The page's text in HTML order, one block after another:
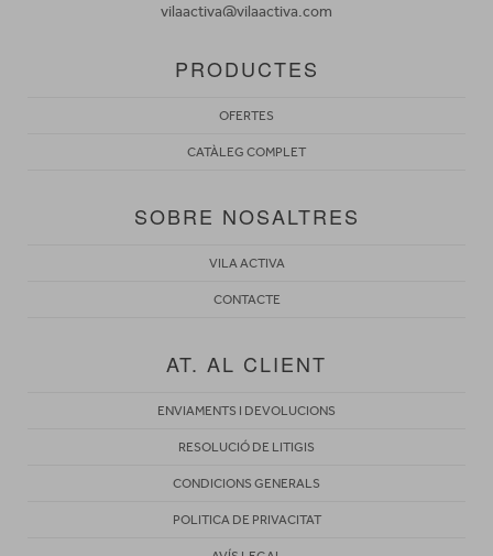
vilaactiva@vilaactiva.com
PRODUCTES
OFERTES
CATÀLEG COMPLET
SOBRE NOSALTRES
VILA ACTIVA
CONTACTE
AT. AL CLIENT
ENVIAMENTS I DEVOLUCIONS
RESOLUCIÓ DE LITIGIS
CONDICIONS GENERALS
POLITICA DE PRIVACITAT